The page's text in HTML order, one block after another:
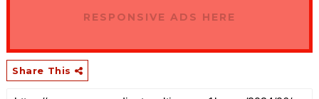
RESPONSIVE ADS HERE
Share This